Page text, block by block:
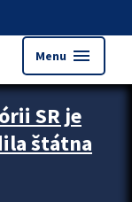
Menu menu
SR je
štátna